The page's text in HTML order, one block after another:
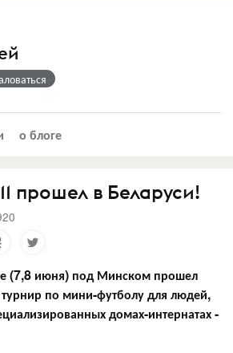
о блоге
прошел в Беларуси!
(7,8 июня) под Минском прошел
турнир по мини-футболу для людей,
домах-интернатах -